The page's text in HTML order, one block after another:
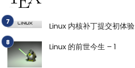
Linux 内核补丁提交初体验
Linux 的前世今生 – 1